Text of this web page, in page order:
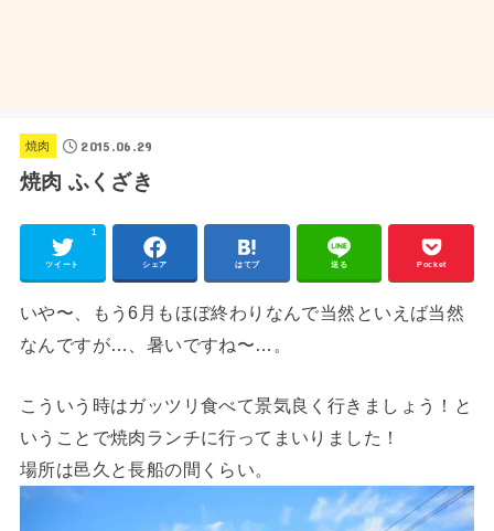
焼肉 2015.06.29
焼肉 ふくざき
ツイート
1
シェア はてブ 送る Pocket
いや〜、もう6月もほぼ終わりなんで当然といえば当然
なんですが…、暑いですね〜…。
こういう時はガッツリ食べて景気良く行きましょう！と
いうことで焼肉ランチに行ってまいりました！
場所は邑久と長船の間くらい。